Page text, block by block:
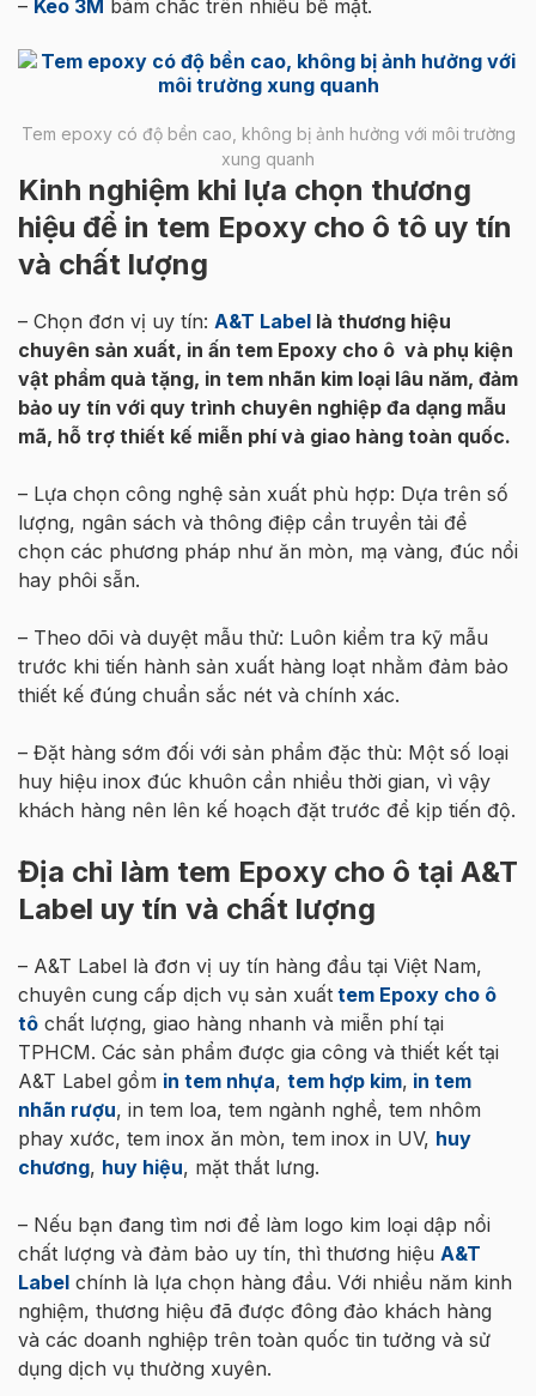
– Keo 3M bám chắc trên nhiều bề mặt.
Tem epoxy có độ bền cao, không bị ảnh hưởng với môi trường
xung quanh
Kinh nghiệm khi lựa chọn thương
hiệu để in tem Epoxy cho ô tô uy tín
và chất lượng
– Chọn đơn vị uy tín: A&T Label là thương hiệu
chuyên sản xuất, in ấn tem Epoxy cho ô và phụ kiện
vật phẩm quà tặng, in tem nhãn kim loại lâu năm, đảm
bảo uy tín với quy trình chuyên nghiệp đa dạng mẫu
mã, hỗ trợ thiết kế miễn phí và giao hàng toàn quốc.
– Lựa chọn công nghệ sản xuất phù hợp: Dựa trên số
lượng, ngân sách và thông điệp cần truyền tải để
chọn các phương pháp như ăn mòn, mạ vàng, đúc nổi
hay phôi sẵn.
– Theo dõi và duyệt mẫu thử: Luôn kiểm tra kỹ mẫu
trước khi tiến hành sản xuất hàng loạt nhằm đảm bảo
thiết kế đúng chuẩn sắc nét và chính xác.
– Đặt hàng sớm đối với sản phẩm đặc thù: Một số loại
huy hiệu inox đúc khuôn cần nhiều thời gian, vì vậy
khách hàng nên lên kế hoạch đặt trước để kịp tiến độ.
Địa chỉ làm tem Epoxy cho ô tại A&T
Label uy tín và chất lượng
– A&T Label là đơn vị uy tín hàng đầu tại Việt Nam,
chuyên cung cấp dịch vụ sản xuất tem Epoxy cho ô
tô chất lượng, giao hàng nhanh và miễn phí tại
TPHCM. Các sản phẩm được gia công và thiết kết tại
A&T Label gồm in tem nhựa, tem hợp kim, in tem
nhãn rượu, in tem loa, tem ngành nghề, tem nhôm
phay xước, tem inox ăn mòn, tem inox in UV, huy
chương, huy hiệu, mặt thắt lưng.
– Nếu bạn đang tìm nơi để làm logo kim loại dập nổi
chất lượng và đảm bảo uy tín, thì thương hiệu A&T
Label chính là lựa chọn hàng đầu. Với nhiều năm kinh
nghiệm, thương hiệu đã được đông đảo khách hàng
và các doanh nghiệp trên toàn quốc tin tưởng và sử
dụng dịch vụ thường xuyên.